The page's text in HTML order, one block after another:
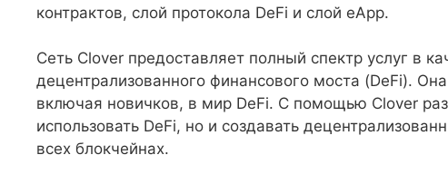
контрактов, слой протокола DeFi и слой eApp.
Сеть Clover предоставляет полный спектр услуг в
децентрализованного финансового моста (DeFi).
включая новичков, в мир DeFi. С помощью Clover
использовать DeFi, но и создавать
всех блокчейнах.